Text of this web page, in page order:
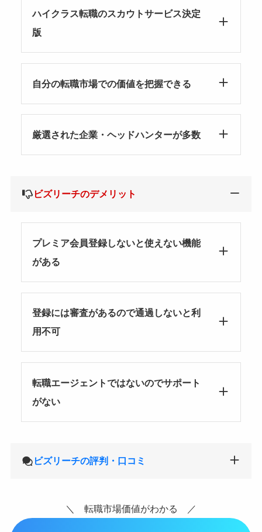
ハイクラス転職のスカウトサービス決定
版
自分の転職市場での価値を把握できる
厳選された企業・ヘッドハンターが多数
ビズリーチのデメリット
プレミア会員登録しないと使えない機能
がある
登録には審査があるので通過しないと利
用不可
転職エージェントではないのでサポート
がない
ビズリーチの評判・口コミ
＼ 転職市場価値がわかる ／